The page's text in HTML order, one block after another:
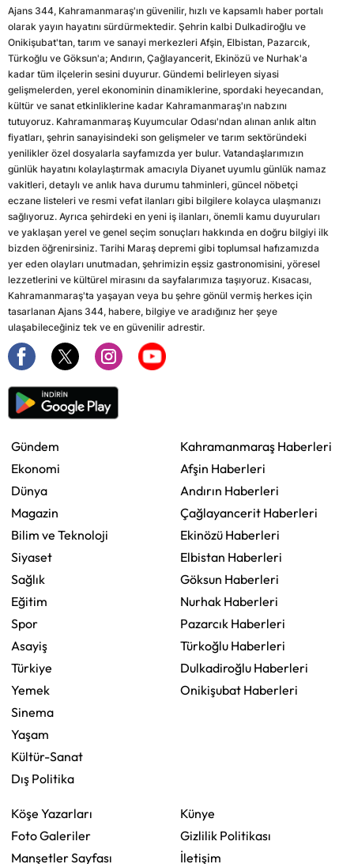
Ajans 344, Kahramanmaraş'ın güvenilir, hızlı ve kapsamlı haber portalı
olarak yayın hayatını sürdürmektedir. Şehrin kalbi Dulkadiroğlu ve
Onikişubat'tan, tarım ve sanayi merkezleri Afşin, Elbistan, Pazarcık,
Türkoğlu ve Göksun'a; Andırın, Çağlayancerit, Ekinözü ve Nurhak'a
kadar tüm ilçelerin sesini duyurur. Gündemi belirleyen siyasi
gelişmelerden, yerel ekonominin dinamiklerine, spordaki heyecandan,
kültür ve sanat etkinliklerine kadar Kahramanmaraş'ın nabzını
tutuyoruz. Kahramanmaraş Kuyumcular Odası'ndan alınan anlık altın
fiyatları, şehrin sanayisindeki son gelişmeler ve tarım sektöründeki
yenilikler özel dosyalarla sayfamızda yer bulur. Vatandaşlarımızın
günlük hayatını kolaylaştırmak amacıyla Diyanet uyumlu günlük namaz
vakitleri, detaylı ve anlık hava durumu tahminleri, güncel nöbetçi
eczane listeleri ve resmi vefat ilanları gibi bilgilere kolayca ulaşmanızı
sağlıyoruz. Ayrıca şehirdeki en yeni iş ilanları, önemli kamu duyuruları
ve yaklaşan yerel ve genel seçim sonuçları hakkında en doğru bilgiyi ilk
bizden öğrenirsiniz. Tarihi Maraş depremi gibi toplumsal hafızamızda
yer eden olayları unutmadan, şehrimizin eşsiz gastronomisini, yöresel
lezzetlerini ve kültürel mirasını da sayfalarımıza taşıyoruz. Kısacası,
Kahramanmaraş'ta yaşayan veya bu şehre gönül vermiş herkes için
tasarlanan Ajans 344, habere, bilgiye ve aradığınız her şeye
ulaşabileceğiniz tek ve en güvenilir adrestir.
Gündem
Ekonomi
Dünya
Magazin
Bilim ve Teknoloji
Siyaset
Sağlık
Eğitim
Spor
Asayiş
Türkiye
Yemek
Sinema
Yaşam
Kültür-Sanat
Dış Politika
Kahramanmaraş Haberleri
Afşin Haberleri
Andırın Haberleri
Çağlayancerit Haberleri
Ekinözü Haberleri
Elbistan Haberleri
Göksun Haberleri
Nurhak Haberleri
Pazarcık Haberleri
Türkoğlu Haberleri
Dulkadiroğlu Haberleri
Onikişubat Haberleri
Köşe Yazarları
Foto Galeriler
Manşetler Sayfası
Künye
Gizlilik Politikası
İletişim